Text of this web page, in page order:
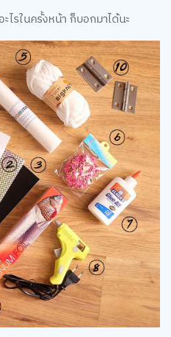
ไรในครั้งหน้า ก็บอกมาได้นะ